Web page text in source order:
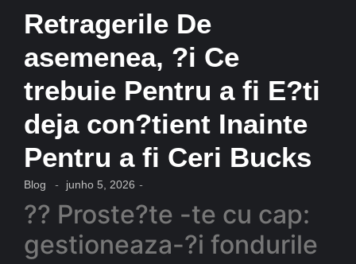
Retragerile De
asemenea, ?i Ce
trebuie Pentru a fi E?ti
deja con?tient Inainte
Pentru a fi Ceri Bucks
Blog - junho 5, 2026 -
?? Proste?te -te cu cap:
gestioneaza-?i fondurile